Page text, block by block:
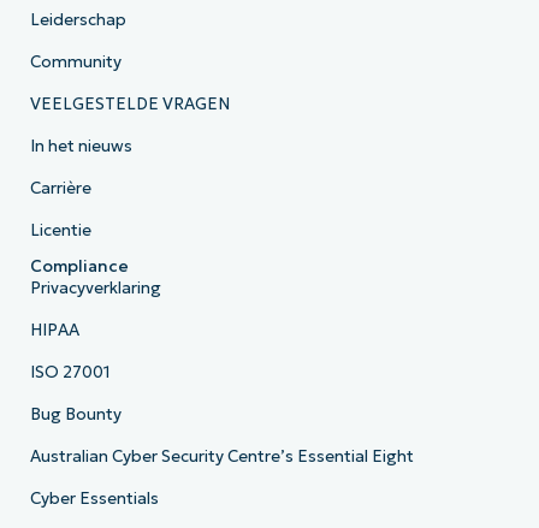
Leiderschap
Community
VEELGESTELDE VRAGEN
In het nieuws
Carrière
Licentie
Compliance
Privacyverklaring
HIPAA
ISO 27001
Bug Bounty
Australian Cyber Security Centre’s Essential Eight
Cyber Essentials